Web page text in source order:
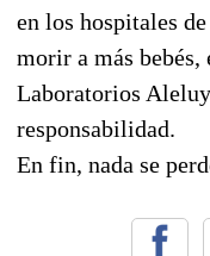
en los hospitales
morir a más bebés,
Laboratorios
responsabilidad.
En fin, nada se